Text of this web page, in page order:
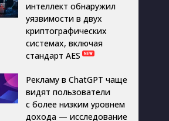
интеллект обнаружил
уязвимости в двух
криптографических
системах, включая
стандарт AES
Рекламу в ChatGPT чаще
видят пользователи
с более низким уровнем
дохода — исследование